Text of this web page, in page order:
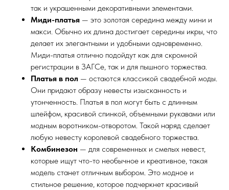
так и украшенными декоративными элементами.
Миди-платья — это золотая середина между мини и
макси. Обычно их длина достигает середины икры, что
делает их элегантными и удобными одновременно.
Миди-платья отлично подойдут как для скромной
регистрации в ЗАГСе, так и для пышного торжества.
Платья в пол — остаются классикой свадебной моды.
Они придают образу невесты изысканность и
утонченность. Платья в пол могут быть с длинным
шлейфом, красивой спинкой, объемными рукавами или
модным воротником-отворотом. Такой наряд сделает
любую невесту королевой свадебного торжества.
Комбинезон — для современных и смелых невест,
которые ищут что-то необычное и креативное, такая
модель станет отличным выбором. Это модное и
стильное решение, которое подчеркнет красивый